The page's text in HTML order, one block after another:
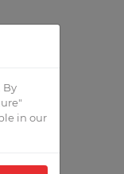
By
in our